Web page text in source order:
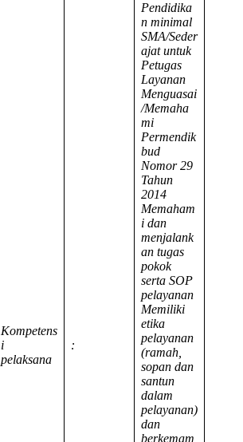
Kompetens
i
pelaksana
:
Pendidika
n minimal
SMA/Seder
ajat untuk
Petugas
Layanan
Menguasai
/Memaha
mi
Permendik
bud
Nomor 29
Tahun
2014
Memaham
i dan
menjalank
an tugas
pokok
serta SOP
pelayanan
Memiliki
etika
pelayanan
(ramah,
sopan dan
santun
dalam
pelayanan)
dan
berkemam